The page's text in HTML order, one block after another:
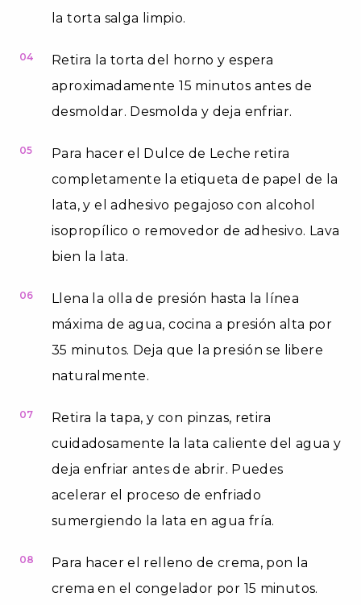
la torta salga limpio.
04
Retira la torta del horno y espera
aproximadamente 15 minutos antes de
desmoldar. Desmolda y deja enfriar.
05
Para hacer el Dulce de Leche retira
completamente la etiqueta de papel de la
lata, y el adhesivo pegajoso con alcohol
isopropílico o removedor de adhesivo. Lava
bien la lata.
06
Llena la olla de presión hasta la línea
máxima de agua, cocina a presión alta por
35 minutos. Deja que la presión se libere
naturalmente.
07
Retira la tapa, y con pinzas, retira
cuidadosamente la lata caliente del agua y
deja enfriar antes de abrir. Puedes
acelerar el proceso de enfriado
sumergiendo la lata en agua fría.
08
Para hacer el relleno de crema, pon la
crema en el congelador por 15 minutos.